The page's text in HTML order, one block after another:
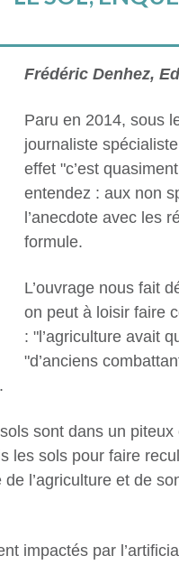
Frédéric Denhez,
Paru en 2014, sous
journaliste
effet "c’est
entendez : aux non
l’anecdote avec les
formule.
L’ouvrage nous fait
on peut à loisir faire
: "l’agriculture avait
"d’anciens
sont dans un
les sols pour faire
l’agriculture et de
impactés par